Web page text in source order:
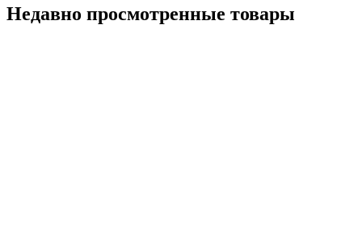
Недавно просмотренные товары